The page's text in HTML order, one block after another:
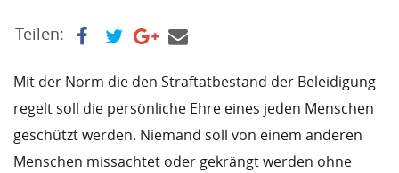
Teilen:
Mit der Norm die den Straftatbestand der Beleidigung
regelt soll die persönliche Ehre eines jeden Menschen
geschützt werden. Niemand soll von einem anderen
Menschen missachtet oder gekrängt werden ohne